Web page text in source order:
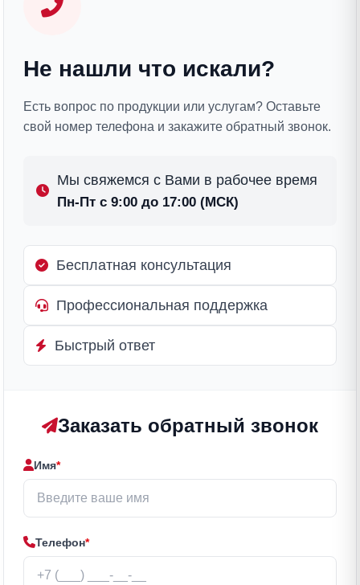
Не нашли что искали?
Есть вопрос по продукции или услугам? Оставьте
свой номер телефона и закажите обратный звонок.
Мы свяжемся с Вами в рабочее время
Пн-Пт с 9:00 до 17:00 (МСК)
Бесплатная консультация
Профессиональная поддержка
Быстрый ответ
Заказать обратный звонок
Имя*
Телефон*